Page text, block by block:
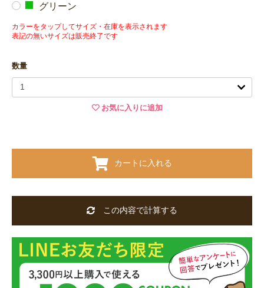
グリーン
カラーをタップしてサイズ・在庫を表示されます
表記の無いサイズは販売終了です
数量
お気に入りに追加
カートに入れる
この内容で計算する